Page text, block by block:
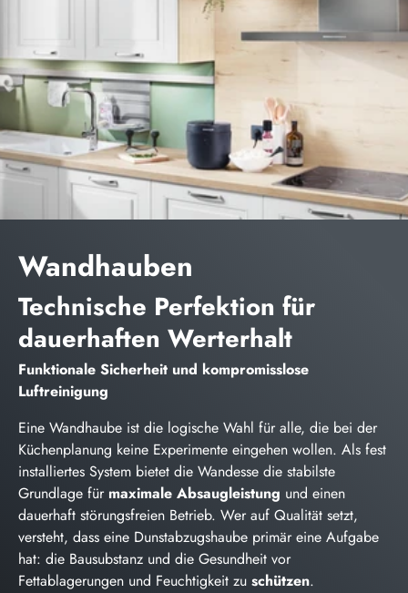
Wandhauben
Technische Perfektion für
dauerhaften Werterhalt
Funktionale Sicherheit und kompromisslose
Luftreinigung
Eine Wandhaube ist die logische Wahl für alle, die bei der
Küchenplanung keine Experimente eingehen wollen. Als fest
installiertes System bietet die Wandesse die stabilste
Grundlage für maximale Absaugleistung und einen
dauerhaft störungsfreien Betrieb. Wer auf Qualität setzt,
versteht, dass eine Dunstabzugshaube primär eine Aufgabe
hat: die Bausubstanz und die Gesundheit vor
Fettablagerungen und Feuchtigkeit zu schützen.